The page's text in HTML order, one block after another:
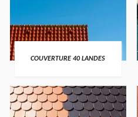
COUVERTURE 40 LANDES